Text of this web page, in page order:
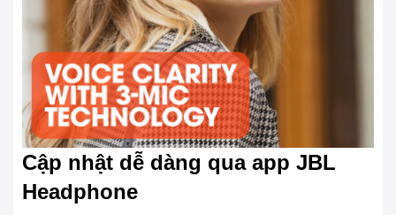
Cập nhật dễ dàng qua app JBL
Headphone